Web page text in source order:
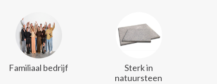
Familiaal bedrijf
Sterk in
natuursteen